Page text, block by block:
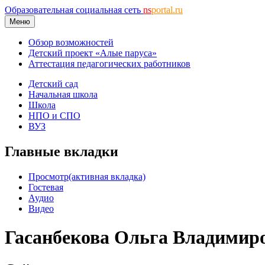
Образовательная социальная сеть nsportal.ru
Меню
Обзор возможностей
Детский проект «Алые паруса»
Аттестация педагогических работников
Детский сад
Начальная школа
Школа
НПО и СПО
ВУЗ
Главные вкладки
Просмотр(активная вкладка)
Гостевая
Аудио
Видео
Гасанбекова Ольга